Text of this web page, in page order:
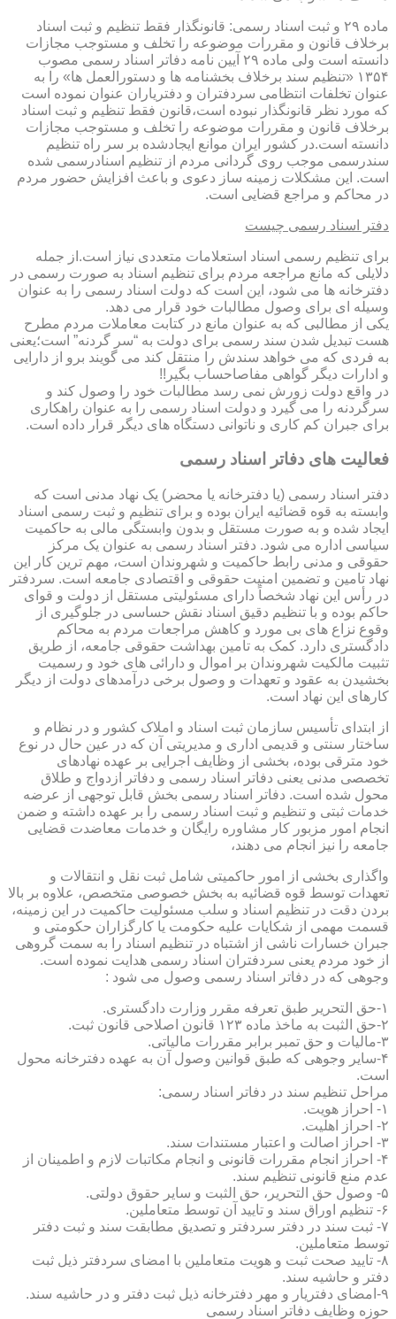
ماده ۲۹ و ثبت اسناد رسمی: قانونگذار فقط تنظیم و ثبت اسناد
برخلاف قانون و مقررات موضوعه را تخلف و مستوجب مجازات
دانسته است ولی ماده ۲۹ آیین نامه دفاتر اسناد رسمی مصوب
۱۳۵۴ «تنظیم سند برخلاف بخشنامه ها و دستورالعمل ها» را به
عنوان تخلفات انتظامی سردفتران و دفتریاران عنوان نموده است
که مورد نظر قانونگذار نبوده است،قانون فقط تنظیم و ثبت اسناد
برخلاف قانون و مقررات موضوعه را تخلف و مستوجب مجازات
دانسته است.در کشور ایران موانع ایجادشده بر سر راه تنظیم
سندرسمی موجب روی گردانی مردم از تنظیم اسنادرسمی شده
است. این مشکلات زمینه ساز دعوی و باعث افزایش حضور مردم
در محاکم و مراجع قضایی است.
دفتر اسناد رسمی چیست
برای تنظیم رسمی اسناد استعلامات متعددی نیاز است.از جمله
دلایلی که مانع مراجعه مردم برای تنظیم اسناد به صورت رسمی در
دفترخانه ها می شود، این است که دولت اسناد رسمی را به عنوان
وسیله ای برای وصول مطالبات خود قرار می دهد.
یکی از مطالبی که به عنوان مانع در کتابت معاملات مردم مطرح
هست تبدیل شدن سند رسمی برای دولت به “سر گردنه” است؛یعنی
به فردی که می خواهد سندش را منتقل کند می گویند برو از دارایی
و ادارات دیگر گواهی مفاصاحساب بگیر!!
در واقع دولت زورش نمی رسد مطالبات خود را وصول کند و
سرگردنه را می گیرد و دولت اسناد رسمی را به عنوان راهکاری
برای جبران کم کاری و ناتوانی دستگاه های دیگر قرار داده است.
فعالیت های دفاتر اسناد رسمی
دفتر اسناد رسمی (یا دفترخانه یا محضر) یک نهاد مدنی است که
وابسته به قوه قضائیه ایران بوده و برای تنظیم و ثبت رسمی اسناد
ایجاد شده و به صورت مستقل و بدون وابستگی مالی به حاکمیت
سیاسی اداره می شود. دفتر اسناد رسمی به عنوان یک مرکز
حقوقی و مدنی رابط حاکمیت و شهروندان است، مهم ترین کار این
نهاد تامین و تضمین امنیت حقوقی و اقتصادی جامعه است. سردفتر
در رأس این نهاد شخصاً دارای مسئولیتی مستقل از دولت و قوای
حاکم بوده و با تنظیم دقیق اسناد نقش حساسی در جلوگیری از
وقوع نزاع های بی مورد و کاهش مراجعات مردم به محاکم
دادگستری دارد. کمک به تامین بهداشت حقوقی جامعه، از طریق
تثبیت مالکیت شهروندان بر اموال و دارائی های خود و رسمیت
بخشیدن به عقود و تعهدات و وصول برخی درآمدهای دولت از دیگر
کارهای این نهاد است.
از ابتدای تأسیس سازمان ثبت اسناد و املاک کشور و در نظام و
ساختار سنتی و قدیمی اداری و مدیریتی آن که در عین حال در نوع
خود مترقی بوده، بخشی از وظایف اجرایی بر عهده نهادهای
تخصصی مدنی یعنی دفاتر اسناد رسمی و دفاتر ازدواج و طلاق
محول شده است. دفاتر اسناد رسمی بخش قابل توجهی از عرضه
خدمات ثبتی و تنظیم و ثبت اسناد رسمی را بر عهده داشته و ضمن
انجام امور مزبور کار مشاوره رایگان و خدمات معاضدت قضایی
جامعه را نیز انجام می دهند،
واگذاری بخشی از امور حاکمیتی شامل ثبت نقل و انتقالات و
تعهدات توسط قوه قضائیه به بخش خصوصی متخصص، علاوه بر بالا
بردن دقت در تنظیم اسناد و سلب مسئولیت حاکمیت در این زمینه،
قسمت مهمی از شکایات علیه حکومت یا کارگزاران حکومتی و
جبران خسارات ناشی از اشتباه در تنظیم اسناد را به سمت گروهی
از خود مردم یعنی سردفتران اسناد رسمی هدایت نموده است.
وجوهی که در دفاتر اسناد رسمی وصول می شود :
۱-حق التحریر طبق تعرفه مقرر وزارت دادگستری.
۲-حق الثبت به ماخذ ماده ۱۲۳ قانون اصلاحی قانون ثبت.
۳-مالیات و حق تمبر برابر مقررات مالیاتی.
۴-سایر وجوهی که طبق قوانین وصول آن به عهده دفترخانه محول
است.
مراحل تنظیم سند در دفاتر اسناد رسمی:
۱- احراز هویت.
۲- احراز اهلیت.
۳- احراز اصالت و اعتبار مستندات سند.
۴- احراز انجام مقررات قانونی و انجام مکاتبات لازم و اطمینان از
عدم منع قانونی تنظیم سند.
۵- وصول حق التحریر، حق الثبت و سایر حقوق دولتی.
۶- تنظیم اوراق سند و تایید آن توسط متعاملین.
۷- ثبت سند در دفتر سردفتر و تصدیق مطابقت سند و ثبت دفتر
توسط متعاملین.
۸- تایید صحت ثبت و هویت متعاملین با امضای سردفتر ذیل ثبت
دفتر و حاشیه سند.
۹-امضای دفتریار و مهر دفترخانه ذیل ثبت دفتر و در حاشیه سند.
حوزه وظایف دفاتر اسناد رسمی